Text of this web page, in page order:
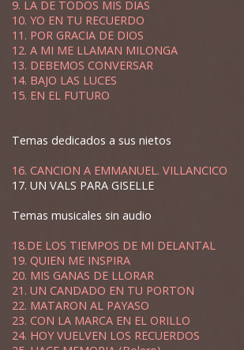
9. LA DE TODOS MIS DIAS
10. YO EN TU RECUERDO
11. POR GRACIA DE DIOS
12. A MI ME LLAMAN MILONGA
13. DEBEMOS CONVERSAR
14. BAJO LAS LUCES
15. EN EL FUTURO
Temas dedicados a sus nietos
16. CANCION A EMMANUEL. VILLANCICO
17. UN VALS PARA GISELLE
Temas musicales sin audio
18.DE LOS TIEMPOS DE MI DELANTAL
19. QUIEN ME INSPIRA
20. MIS GANAS DE LLORAR
21. UN CANDADO EN TU PORTON
22. MATARON AL PAYASO
23. CON LA MARCA EN EL ORILLO
24. HOY VUELVEN LOS RECUERDOS